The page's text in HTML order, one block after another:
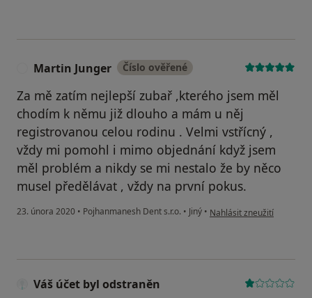
Martin Junger Číslo ověřené
Za mě zatím nejlepší zubař ,kterého jsem měl
chodím k němu již dlouho a mám u něj
registrovanou celou rodinu . Velmi vstřícný ,
vždy mi pomohl i mimo objednání když jsem
měl problém a nikdy se mi nestalo že by něco
musel předělávat , vždy na první pokus.
23. února 2020 • Pojhanmanesh Dent s.r.o. • Jiný • podle názoru uživatele
Nahlásit zneužití
Váš účet byl odstraněn